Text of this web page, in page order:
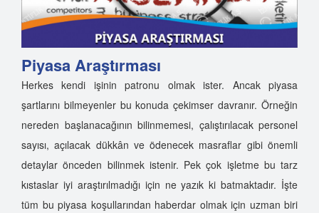
Piyasa Araştırması
Herkes kendi işinin patronu olmak ister. Ancak piyasa
şartlarını bilmeyenler bu konuda çekimser davranır. Örneğin
nereden başlanacağının bilinmemesi, çalıştırılacak personel
sayısı, açılacak dükkân ve ödenecek masraflar gibi önemli
detaylar önceden bilinmek istenir. Pek çok işletme bu tarz
kıstaslar iyi araştırılmadığı için ne yazık ki batmaktadır. İşte
tüm bu piyasa koşullarından haberdar olmak için uzman biri